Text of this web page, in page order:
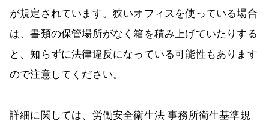
が規定されています。狭いオフィスを使っている場合
は、書類の保管場所がなく箱を積み上げていたりする
と、知らずに法律違反になっている可能性もあります
ので注意してください。
詳細に関しては、労働安全衛生法 事務所衛生基準規